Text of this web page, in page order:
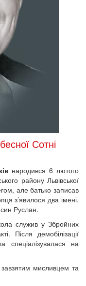
Сотні
народився 6 лютого
району Львівської
але батько записав
з’явилося два імені.
Руслан.
служив у Збройних
Після демобілізації
спеціалізувалася на
мисливцем та